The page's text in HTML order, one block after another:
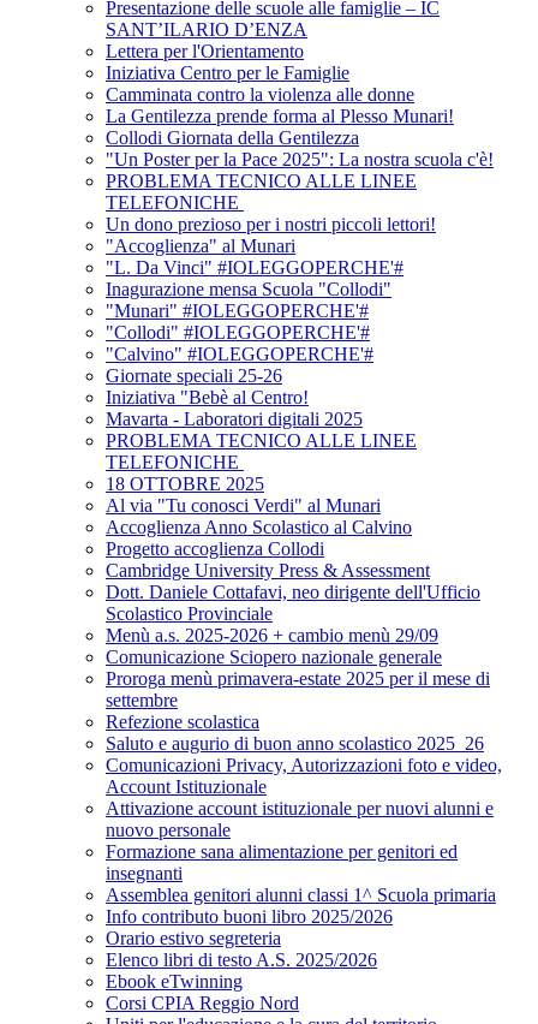
Presentazione delle scuole alle famiglie – IC
SANT’ILARIO D’ENZA
Lettera per l'Orientamento
Iniziativa Centro per le Famiglie
Camminata contro la violenza alle donne
La Gentilezza prende forma al Plesso Munari!
Collodi Giornata della Gentilezza
"Un Poster per la Pace 2025": La nostra scuola c'è!
PROBLEMA TECNICO ALLE LINEE
TELEFONICHE
Un dono prezioso per i nostri piccoli lettori!
"Accoglienza" al Munari
"L. Da Vinci" #IOLEGGOPERCHE'#
Inagurazione mensa Scuola "Collodi"
"Munari" #IOLEGGOPERCHE'#
"Collodi" #IOLEGGOPERCHE'#
"Calvino" #IOLEGGOPERCHE'#
Giornate speciali 25-26
Iniziativa "Bebè al Centro!
Mavarta - Laboratori digitali 2025
PROBLEMA TECNICO ALLE LINEE
TELEFONICHE
18 OTTOBRE 2025
Al via "Tu conosci Verdi" al Munari
Accoglienza Anno Scolastico al Calvino
Progetto accoglienza Collodi
Cambridge University Press & Assessment
Dott. Daniele Cottafavi, neo dirigente dell'Ufficio
Scolastico Provinciale
Menù a.s. 2025-2026 + cambio menù 29/09
Comunicazione Sciopero nazionale generale
Proroga menù primavera-estate 2025 per il mese di
settembre
Refezione scolastica
Saluto e augurio di buon anno scolastico 2025_26
Comunicazioni Privacy, Autorizzazioni foto e video,
Account Istituzionale
Attivazione account istituzionale per nuovi alunni e
nuovo personale
Formazione sana alimentazione per genitori ed
insegnanti
Assemblea genitori alunni classi 1^ Scuola primaria
Info contributo buoni libro 2025/2026
Orario estivo segreteria
Elenco libri di testo A.S. 2025/2026
Ebook eTwinning
Corsi CPIA Reggio Nord